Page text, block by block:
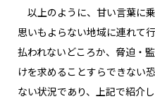
以上のように、甘い言葉に乗
思いもよらない地域に連れて
払われないどころか、脅迫・
けを求めることすらできない
ない状況であり、上記で紹介